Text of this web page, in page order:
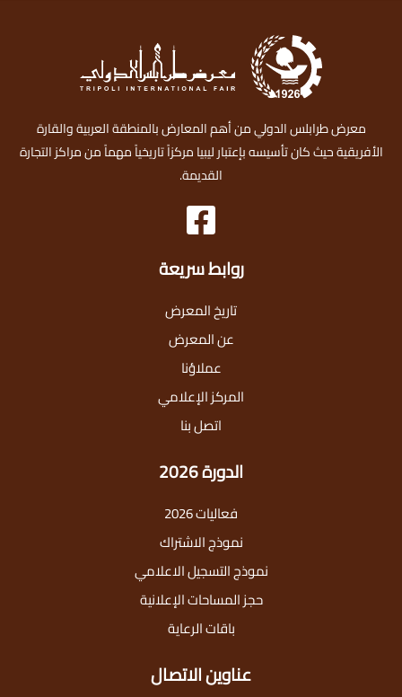
معرض طرابلس الدولي من أهم المعارض بالمنطقة العربية والقارة
الأفريقية حيث كان تأسيسه بإعتبار ليبيا مركزاً تاريخياً مهماً من مراكز التجارة
القديمة.
روابط سريعة
تاريخ المعرض
عن المعرض
عملاؤنا
المركز الإعلامي
اتصل بنا
الدورة 2026
فعاليات 2026
نموذج الاشتراك
نموذج التسجيل الاعلامي
حجز المساحات الإعلانية
باقات الرعاية
عناوين الاتصال